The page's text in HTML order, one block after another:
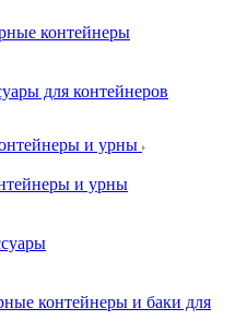
контейнеры
для контейнеров
и урны
и урны
контейнеры и баки для